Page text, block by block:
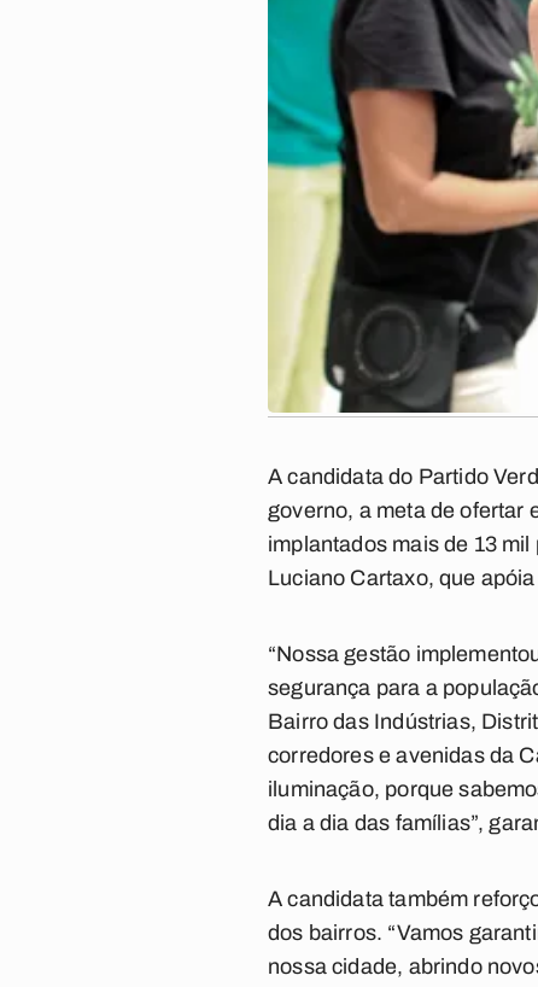
A candidata do Partido
governo, a meta de ofertar
implantados mais de 13
Luciano Cartaxo, que
“Nossa gestão
segurança para a
Bairro das Indústrias,
corredores e avenidas da
iluminação, porque
dia a dia das famílias”,
A candidata também
dos bairros. “Vamos
nossa cidade, abrindo